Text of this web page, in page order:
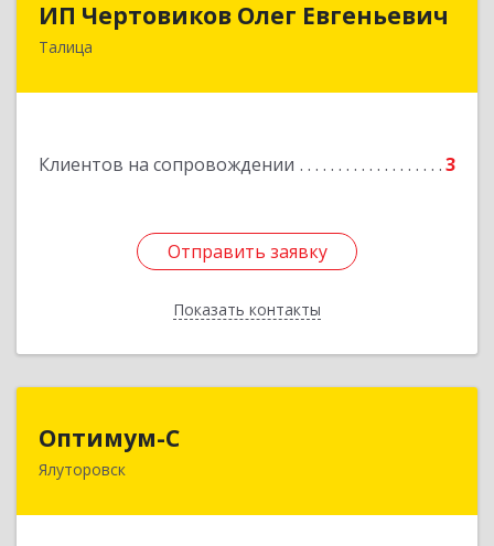
ИП Чертовиков Олег Евгеньевич
Талица
Клиентов на сопровождении 3
Отправить заявку
Показать контакты
623640, Свердловская обл, Талица г, Ленина ул,
Отправить заявку
Назад
Оптимум-С
Ялуторовск